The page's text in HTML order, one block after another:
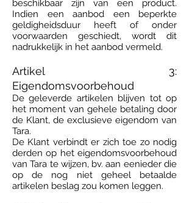
beschikbaar zijn van een product.
Indien een aanbod een beperkte
geldigheidsduur heeft of onder
voorwaarden geschiedt, wordt dit
nadrukkelijk in het aanbod vermeld.
Artikel 3:
Eigendomsvoorbehoud
De geleverde artikelen blijven tot op
het moment van gehele betaling door
de Klant, de exclusieve eigendom van
Tara.
De Klant verbindt er zich toe zo nodig
derden op het eigendomsvoorbehoud
van Tara te wijzen, bv. aan eenieder die
op de nog niet geheel betaalde
artikelen beslag zou komen leggen.